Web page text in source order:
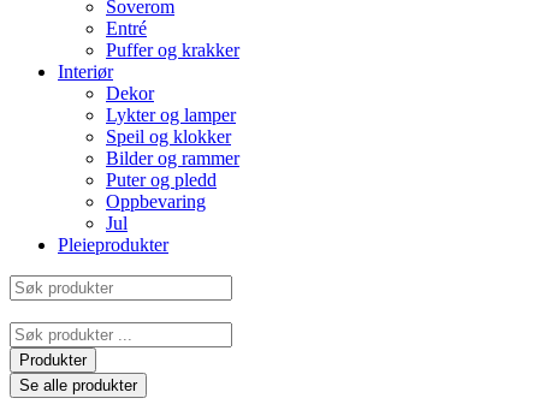
Soverom
Entré
Puffer og krakker
Interiør
Dekor
Lykter og lamper
Speil og klokker
Bilder og rammer
Puter og pledd
Oppbevaring
Jul
Pleieprodukter
Søk
produkter
Search
...Produkter
Se alle produkter